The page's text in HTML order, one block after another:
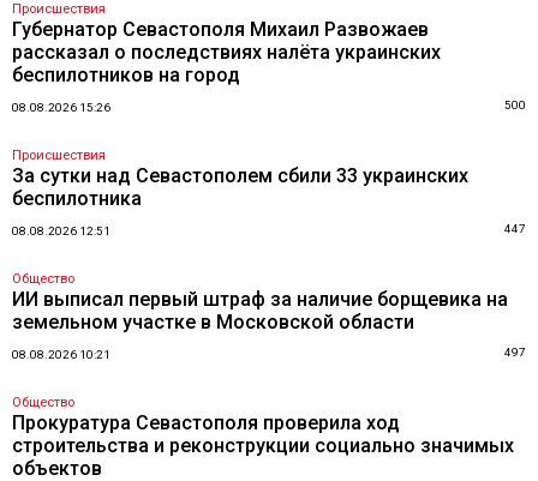
Происшествия
Губернатор Севастополя Михаил Развожаев
рассказал о последствиях налёта украинских
беспилотников на город
08.08.2026 15:26 500
Происшествия
За сутки над Севастополем сбили 33 украинских
беспилотника
08.08.2026 12:51 447
Общество
ИИ выписал первый штраф за наличие борщевика на
земельном участке в Московской области
08.08.2026 10:21 497
Общество
Прокуратура Севастополя проверила ход
строительства и реконструкции социально значимых
объектов